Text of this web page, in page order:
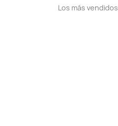
Los más vendidos